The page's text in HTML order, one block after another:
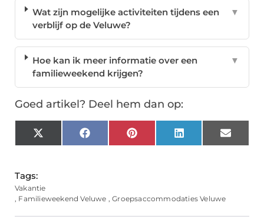
Wat zijn mogelijke activiteiten tijdens een
verblijf op de Veluwe?
▼
Hoe kan ik meer informatie over een
familieweekend krijgen?
▼
Goed artikel? Deel hem dan op:
X
(Twitter)
FacebookPinterest LinkedIn Email
Tags:
Vakantie
, Familieweekend Veluwe ,Groepsaccommodaties Veluwe